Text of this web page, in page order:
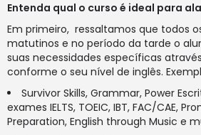
Entenda qual o curso é ideal para
Em primeiro, ressaltamos que todos
matutinos e no período da tarde o
suas necessidades específicas
conforme o seu nível de inglês.
Survivor Skills, Grammar, Power
exames IELTS, TOEIC, IBT, FAC/CAE,
Preparation, English through Music e